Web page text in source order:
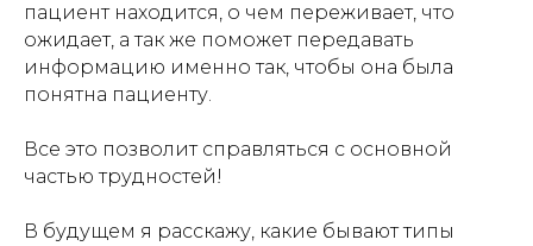
пациент находится, о чем переживает, что
ожидает, а так же поможет передавать
информацию именно так, чтобы она была
понятна пациенту.
Все это позволит справляться с основной
частью трудностей!
В будущем я расскажу, какие бывают типы